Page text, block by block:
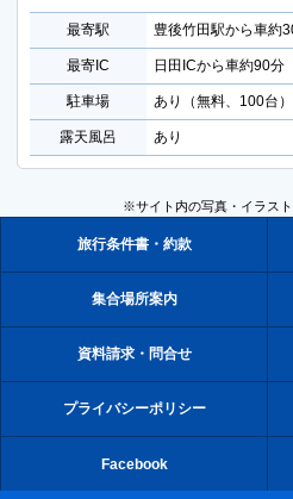
最寄駅 豊後竹田駅から車約
最寄IC 日田ICから車約90分
駐車場 あり（無料、100台）
露天風呂 あり
※サイト内の写真・イラス
旅行条件書・約款
集合場所案内
資料請求・問合せ
プライバシーポリシー
Facebook